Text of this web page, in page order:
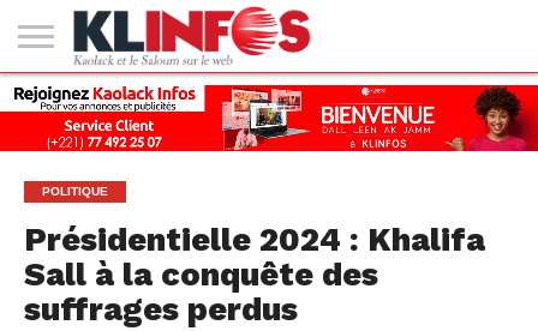
#2
(PAS
DE
TITRE)
KAOLACK
POLITIQUE
ECONOMIE
SOCIÉTÉ
CULTURE
PEOPLE
SPORT
SANTÉ
AFRIQUE
INTERNATIONAL
EMPLOI &
FORMATION
POLITIQUE
Présidentielle 2024 : Khalifa
Sall à la conquête des
suffrages perdus